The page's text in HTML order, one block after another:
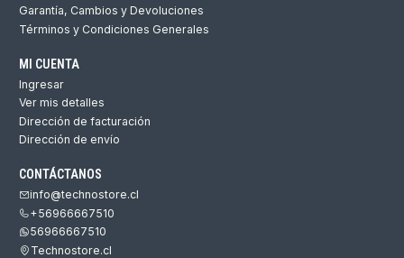
Garantía, Cambios y Devoluciones
Términos y Condiciones Generales
MI CUENTA
Ingresar
Ver mis detalles
Dirección de facturación
Dirección de envío
CONTÁCTANOS
info@technostore.cl
+56966667510
56966667510
Technostore.cl